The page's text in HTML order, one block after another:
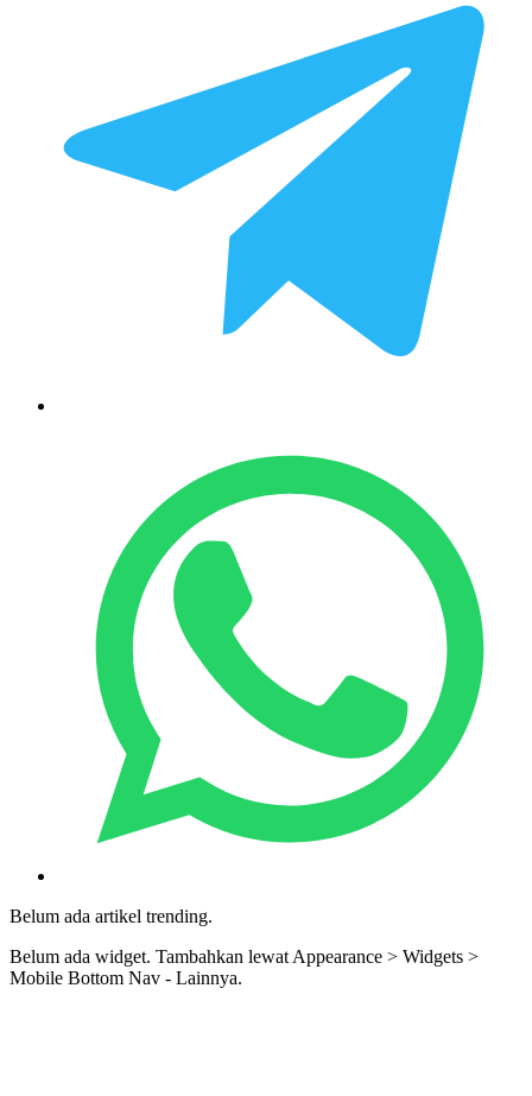
Belum ada artikel trending.
Belum ada widget. Tambahkan lewat Appearance > Widgets >
Mobile Bottom Nav - Lainnya.